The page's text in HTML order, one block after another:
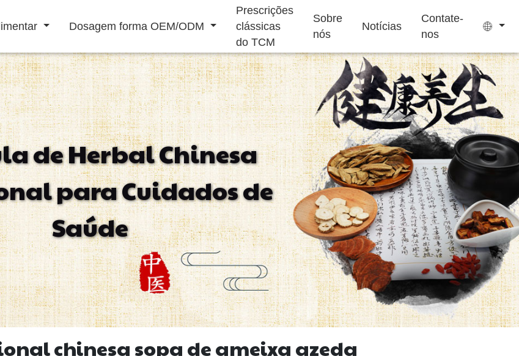
Dosagem forma OEM/ODM
Prescrições
clássicas
do TCM
Sobre
nós
Notícias
Contate-
nos
Sistema
Imunológico
Revigorante
Masculino
Doenças
Cardiovasculares
Tratamento
Suplemento para
Dormir
Suplemento para
Crianças
Bolo Ejiao
Bebida em pó Bebida líquida Saquinhos de Chá
Bala de Goma Sem
Açúcar
de Herbal Chinesa
para Cuidados de
Saúde
chinesa sopa de ameixa azeda